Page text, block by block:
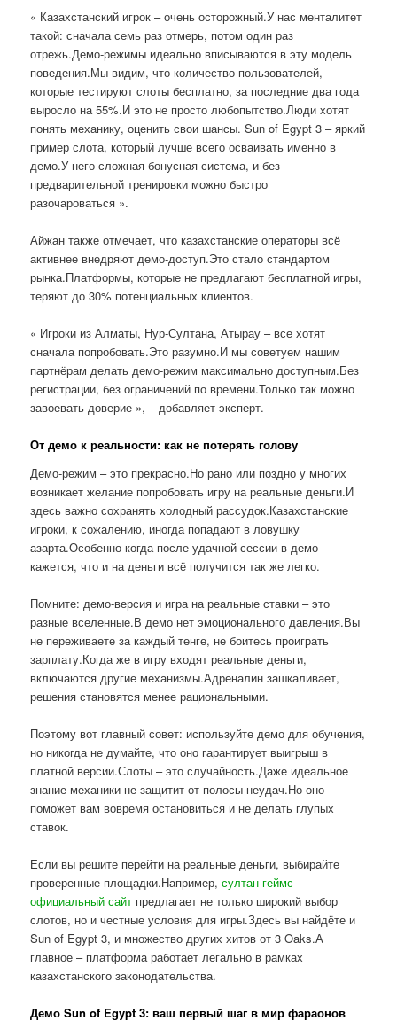
« Казахстанский игрок – очень осторожный.У нас менталитет
такой: сначала семь раз отмерь, потом один раз
отрежь.Демо-режимы идеально вписываются в эту модель
поведения.Мы видим, что количество пользователей,
которые тестируют слоты бесплатно, за последние два года
выросло на 55%.И это не просто любопытство.Люди хотят
понять механику, оценить свои шансы. Sun of Egypt 3 – яркий
пример слота, который лучше всего осваивать именно в
демо.У него сложная бонусная система, и без
предварительной тренировки можно быстро
разочароваться ».
Айжан также отмечает, что казахстанские операторы всё
активнее внедряют демо-доступ.Это стало стандартом
рынка.Платформы, которые не предлагают бесплатной игры,
теряют до 30% потенциальных клиентов.
« Игроки из Алматы, Нур-Султана, Атырау – все хотят
сначала попробовать.Это разумно.И мы советуем нашим
партнёрам делать демо-режим максимально доступным.Без
регистрации, без ограничений по времени.Только так можно
завоевать доверие », – добавляет эксперт.
От демо к реальности: как не потерять голову
Демо-режим – это прекрасно.Но рано или поздно у многих
возникает желание попробовать игру на реальные деньги.И
здесь важно сохранять холодный рассудок.Казахстанские
игроки, к сожалению, иногда попадают в ловушку
азарта.Особенно когда после удачной сессии в демо
кажется, что и на деньги всё получится так же легко.
Помните: демо-версия и игра на реальные ставки – это
разные вселенные.В демо нет эмоционального давления.Вы
не переживаете за каждый тенге, не боитесь проиграть
зарплату.Когда же в игру входят реальные деньги,
включаются другие механизмы.Адреналин зашкаливает,
решения становятся менее рациональными.
Поэтому вот главный совет: используйте демо для обучения,
но никогда не думайте, что оно гарантирует выигрыш в
платной версии.Слоты – это случайность.Даже идеальное
знание механики не защитит от полосы неудач.Но оно
поможет вам вовремя остановиться и не делать глупых
ставок.
Если вы решите перейти на реальные деньги, выбирайте
проверенные площадки.Например,султан геймс
официальный сайт предлагает не только широкий выбор
слотов, но и честные условия для игры.Здесь вы найдёте и
Sun of Egypt 3, и множество других хитов от 3 Oaks.А
главное – платформа работает легально в рамках
казахстанского законодательства.
Демо Sun of Egypt 3: ваш первый шаг в мир фараонов